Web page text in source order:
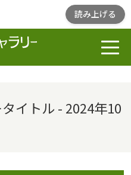
読み上げる
市川市芳澤ガー
デンギャラリ
YOSHIZAWA
イトル - 2024年10